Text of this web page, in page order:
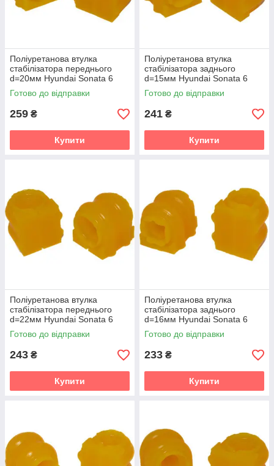
Поліуретанова втулка
стабілізатора переднього
d=20мм Hyundai Sonata 6
gen. (YF) Седан (2010-2014)
v19
Готово до відправки
259 ₴
Купити
Поліуретанова втулка
стабілізатора заднього
d=15мм Hyundai Sonata 6
gen. (YF) Седан (2010-2014)
v19
Готово до відправки
241 ₴
Купити
Поліуретанова втулка
стабілізатора переднього
d=22мм Hyundai Sonata 6
gen. (YF) Седан (2010-2014)
v19
Готово до відправки
243 ₴
Купити
Поліуретанова втулка
стабілізатора заднього
d=16мм Hyundai Sonata 6
gen. (YF) Седан (2010-2014)
v19
Готово до відправки
233 ₴
Купити